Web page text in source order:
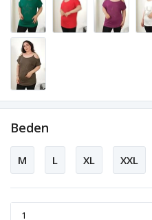
Beden
M L XL XXL